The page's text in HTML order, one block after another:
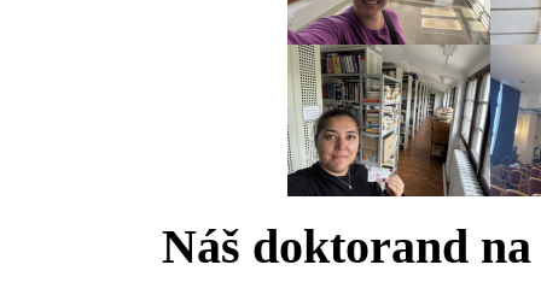
Náš doktorand